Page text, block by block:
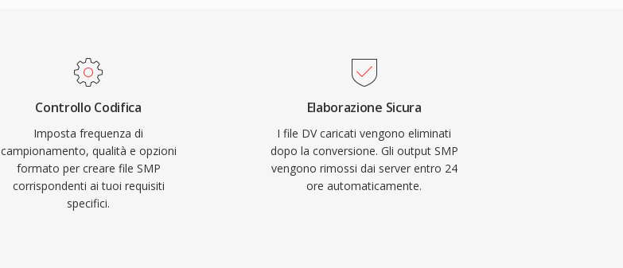
Controllo Codifica
Imposta frequenza di
campionamento, qualità e opzioni
formato per creare file SMP
corrispondenti ai tuoi requisiti
specifici.
Elaborazione Sicura
I file DV caricati vengono eliminati
dopo la conversione. Gli output SMP
vengono rimossi dai server entro 24
ore automaticamente.